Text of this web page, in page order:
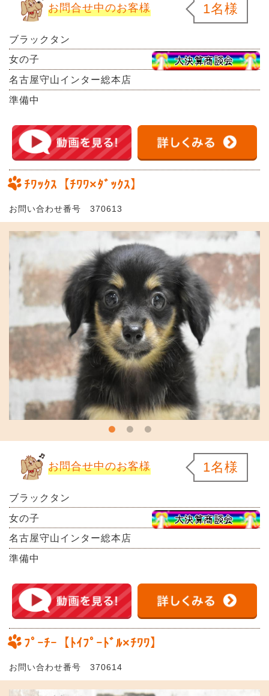
お問合せ中のお客様 1名様
ブラックタン
女の子
名古屋守山インター総本店
準備中
ﾁﾜｯｸｽ【ﾁﾜﾜ×ﾀﾞｯｸｽ】
お問い合わせ番号 370613
お問合せ中のお客様 1名様
ブラックタン
女の子
名古屋守山インター総本店
準備中
ﾌﾟｰﾁｰ【ﾄｲﾌﾟｰﾄﾞﾙ×ﾁﾜﾜ】
お問い合わせ番号 370614